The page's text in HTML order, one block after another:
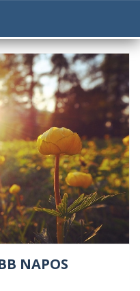
NAPOS